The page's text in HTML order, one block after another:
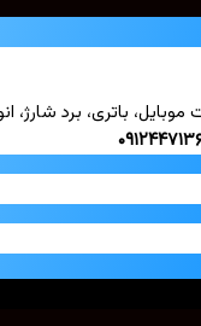
باتری، برد شارژ، انواع